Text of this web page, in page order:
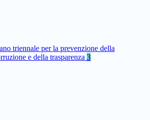
triennale per la prevenzione della
e della trasparenza 3